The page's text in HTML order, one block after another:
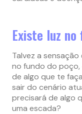
Existe luz
Talvez a
no fundo do
de algo que te
sair do cenário
precisará de algo
uma escada?